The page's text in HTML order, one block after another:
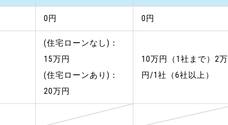
0円 0円
(住宅ローンなし)：
15万円
(住宅ローンあり)：
20万円
10万円（1社まで）2万
円/1社（6社以上）